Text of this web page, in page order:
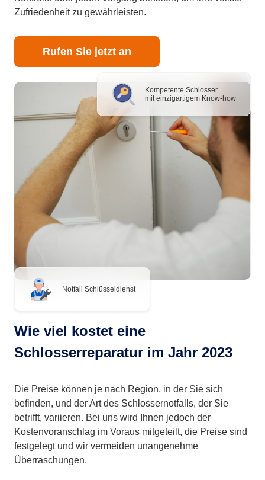
Kompetente Schlosser
mit einzigartigem Know-how
Notfall Schlüsseldienst
Zufriedenheit zu gewährleisten.
Rufen Sie jetzt an
Wie viel kostet eine
Schlosserreparatur im Jahr 2023
Die Preise können je nach Region, in der Sie sich
befinden, und der Art des Schlossernotfalls, der Sie
betrifft, variieren. Bei uns wird Ihnen jedoch der
Kostenvoranschlag im Voraus mitgeteilt, die Preise sind
festgelegt und wir vermeiden unangenehme
Überraschungen.